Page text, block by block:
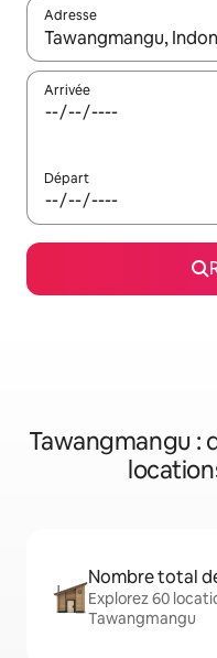
Adresse
Lorsque les résultats
Arrivée
Départ
Tawangmangu :
Nombre total
Explorez 60
Tawangmangu